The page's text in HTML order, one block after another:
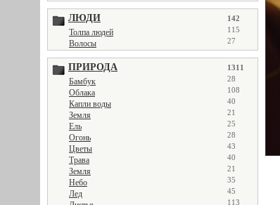
ЛЮДИ 142
Толпа людей 115
Волосы 27
ПРИРОДА 1311
Бамбук 28
Облака 108
Капли воды 40
Земля 21
Ель 25
Огонь 28
Цветы 43
Трава 40
Земля 21
Небо 35
Лед 45
113